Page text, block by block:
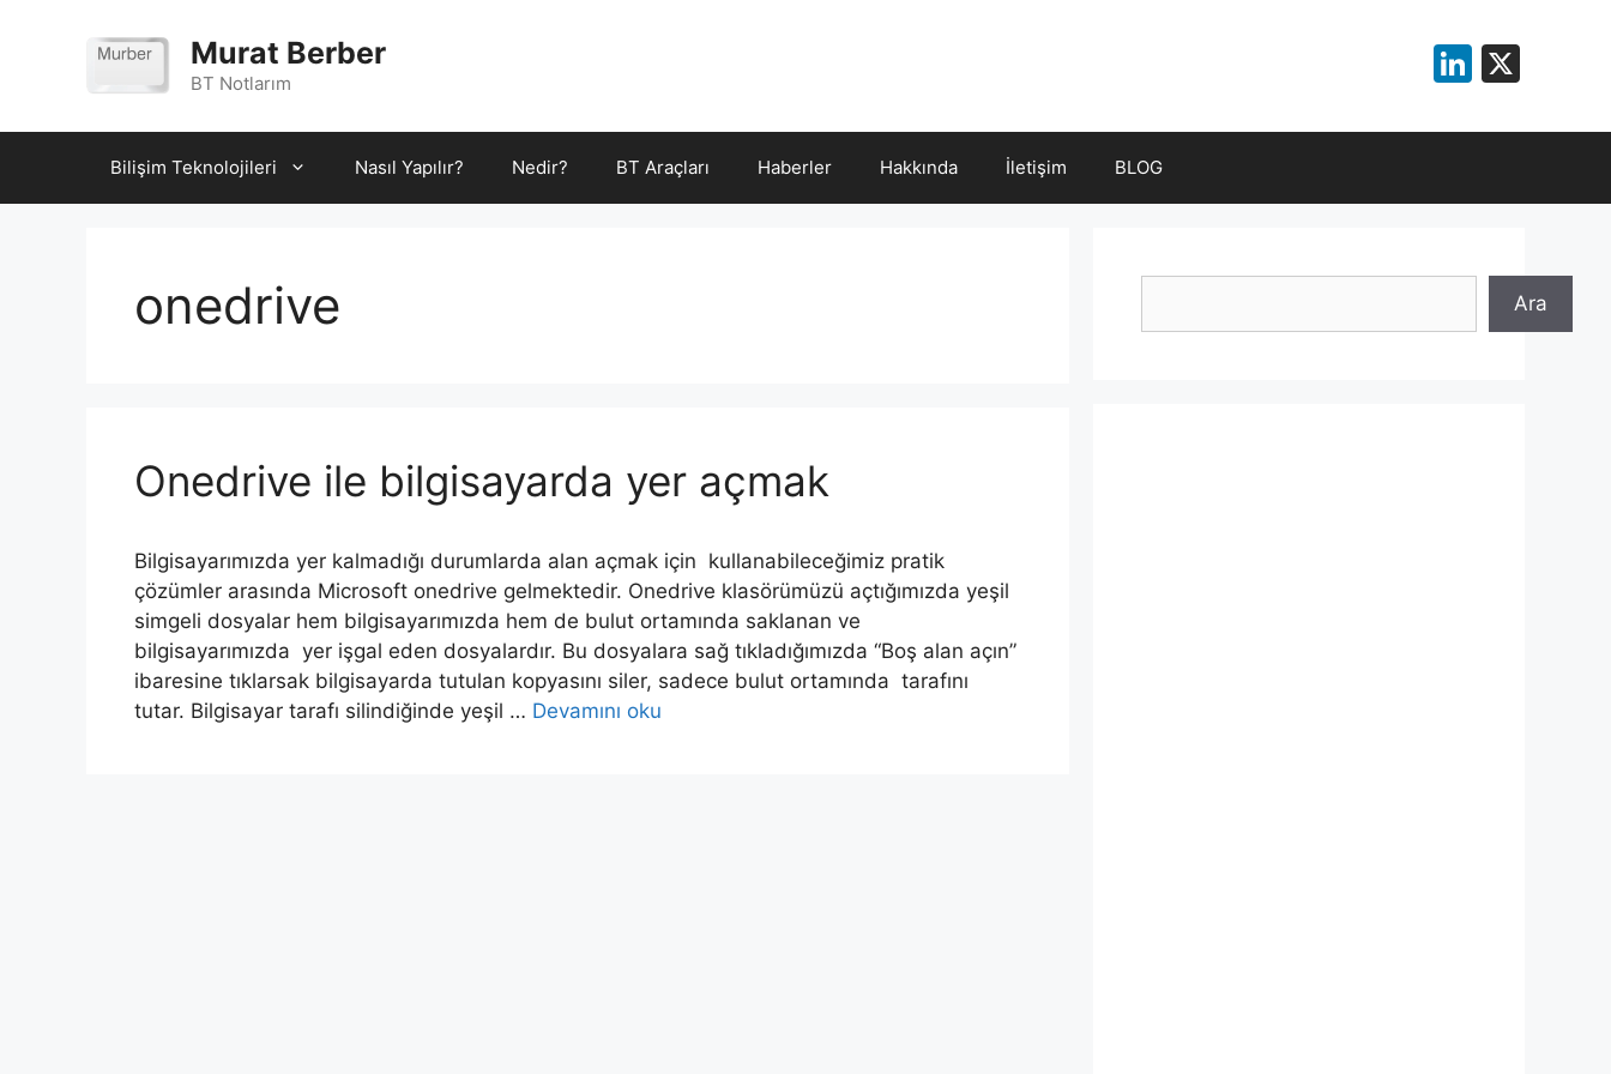
Murat Berber
BT Notlarım
Bilişim Teknolojileri Nasıl Yapılır? Nedir? BT Araçları Haberler Hakkında İletişim BLOG
onedrive
Onedrive ile bilgisayarda yer açmak
Bilgisayarımızda yer kalmadığı durumlarda alan açmak için kullanabileceğimiz pratik
çözümler arasında Microsoft onedrive gelmektedir. Onedrive klasörümüzü açtığımızda yeşil
simgeli dosyalar hem bilgisayarımızda hem de bulut ortamında saklanan ve
bilgisayarımızda yer işgal eden dosyalardır. Bu dosyalara sağ tıkladığımızda “Boş alan açın”
ibaresine tıklarsak bilgisayarda tutulan kopyasını siler, sadece bulut ortamında tarafını
tutar. Bilgisayar tarafı silindiğinde yeşil … Devamını oku
Ara